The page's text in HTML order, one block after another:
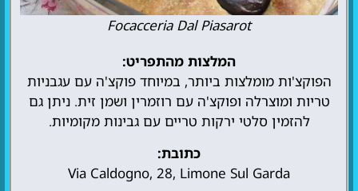
Focacceria Dal Piasarot
המלצות מהתפריט:
הפוקצ'ות מומלצות ביותר, במיוחד פוקצ'ה עם עגבניות
טריות ומוצרלה ופוקצ'ה עם רוזמרין ושמן זית. ניתן גם
להזמין סלטי ירקות טריים עם גבינות מקומיות.
כתובת:
Via Caldogno, 28, Limone Sul Garda